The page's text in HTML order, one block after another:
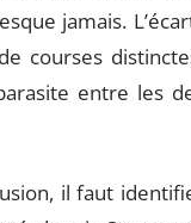
jamais.
courses
entre les
il faut